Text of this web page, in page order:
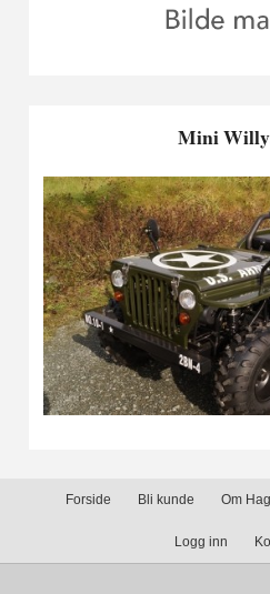
Mini
Forside Bli kunde Om
Logg inn